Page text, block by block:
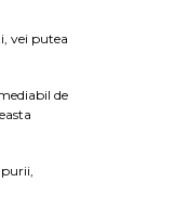
vei putea
de